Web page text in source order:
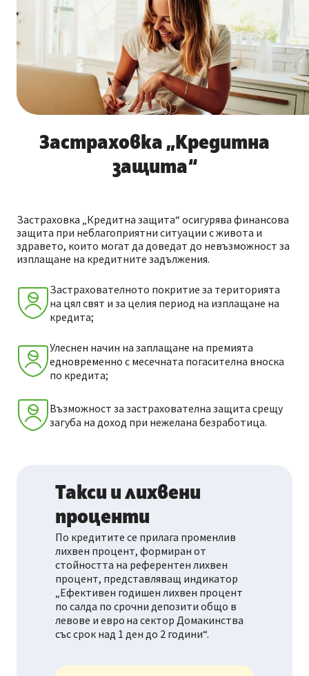
Застраховка „Кредитна
защита“
Застраховка „Кредитна защита“ осигурява финансова
защита при неблагоприятни ситуации с живота и
здравето, които могат да доведат до невъзможност за
изплащане на кредитните задължения.
Застрахователното покритие за територията
на цял свят и за целия период на изплащане на
кредита;
Улеснен начин на заплащане на премията
едновременно с месечната погасителна вноска
по кредита;
Възможност за застрахователна защита срещу
загуба на доход при нежелана безработица.
Такси и лихвени
проценти
По кредитите се прилага променлив
лихвен процент, формиран от
стойността на референтен лихвен
процент, представляващ индикатор
„Ефективен годишен лихвен процент
по салда по срочни депозити общо в
левове и евро на сектор Домакинства
със срок над 1 ден до 2 години“.